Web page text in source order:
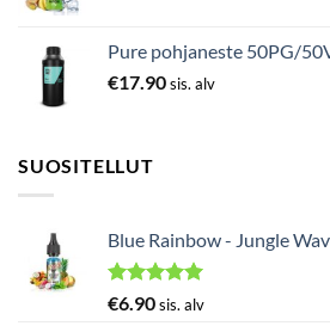
Pure pohjaneste 50PG/
€17.90sis. alv
SUOSITELLUT
Blue Rainbow - Jungle
Arvostelu
€6.90sis. alv